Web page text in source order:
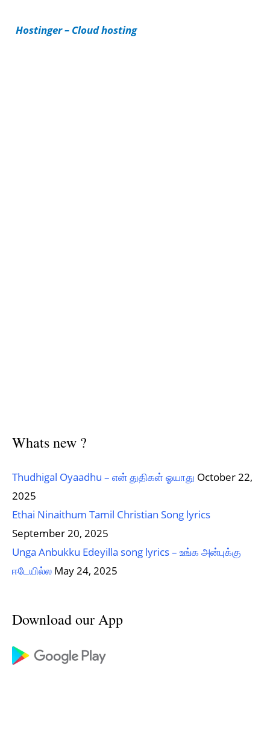
e
Hostinger – Cloud hosting
Whats new ?
Thudhigal Oyaadhu – என் துதிகள் ஓயாது October 22,
2025
Ethai Ninaithum Tamil Christian Song lyrics
September 20, 2025
Unga Anbukku Edeyilla song lyrics – உங்க அன்புக்கு
ஈடேயில்ல May 24, 2025
Download our App